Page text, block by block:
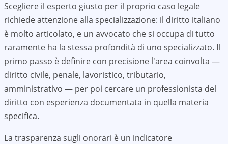
Scegliere il esperto giusto per il proprio caso legale
richiede attenzione alla specializzazione: il diritto italiano
è molto articolato, e un avvocato che si occupa di tutto
raramente ha la stessa profondità di uno specializzato. Il
primo passo è definire con precisione l'area coinvolta —
diritto civile, penale, lavoristico, tributario,
amministrativo — per poi cercare un professionista del
diritto con esperienza documentata in quella materia
specifica.
La trasparenza sugli onorari è un indicatore